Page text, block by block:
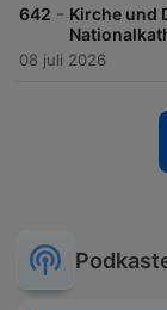
642 - Kirche und
08 juli 2026